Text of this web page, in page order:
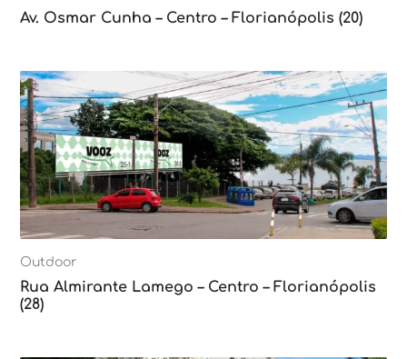
Av. Osmar Cunha – Centro – Florianópolis (20)
Outdoor
Rua Almirante Lamego – Centro – Florianópolis
(28)